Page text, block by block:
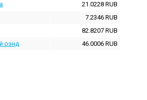
21.0228 RUB
7.2346 RUB
82.8207 RUB
рэнд 46.0006 RUB